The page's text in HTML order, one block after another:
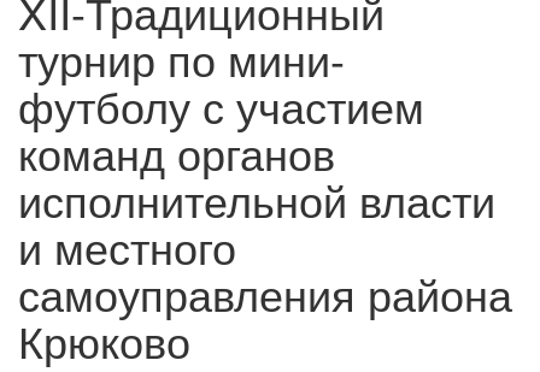
турнир по мини-
футболу с участием
команд органов
исполнительной власти
и местного
самоуправления района
Крюково